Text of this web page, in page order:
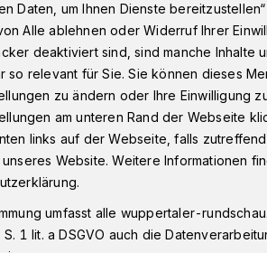
Skater – oder
Taxen?
Gebäude am Döppersberg
nun mit dem Platz? Die
und BMX-Biker geeignete
und anderen Rollsport-
Daten, um Ihnen Dienste
Alle ablehnen oder Widerruf Ihrer
deaktiviert sind, sind manche Inhalte
so relevant für Sie. Sie können dieses
zu ändern oder Ihre Einwilligung
am unteren Rand der Webseite
links auf der Webseite, falls
Website. Weitere Informationen
umfasst alle wuppertaler-
1 lit. a DSGVO auch die